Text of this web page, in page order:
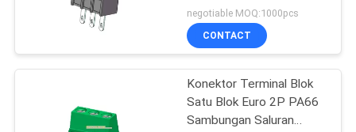
/ T CAP H = 14.7 PA66
hitam
negotiable MOQ:1000pcs
CONTACT
Konektor Terminal Blok
Satu Blok Euro 2P PA66
Sambungan Saluran